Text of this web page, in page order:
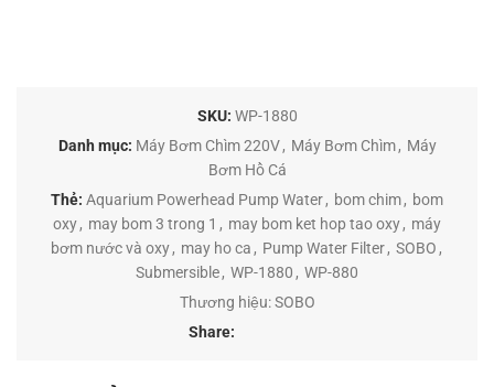
SKU: WP-1880
Danh mục: Máy Bơm Chìm 220V , Máy Bơm Chìm , Máy
Bơm Hồ Cá
Thẻ: Aquarium Powerhead Pump Water, bom chim, bom
oxy, may bom 3 trong 1 , may bom ket hop tao oxy, máy
bơm nước và oxy , may ho ca , Pump Water Filter , SOBO ,
Submersible, WP-1880 , WP-880
Thương hiệu:SOBO
Share: